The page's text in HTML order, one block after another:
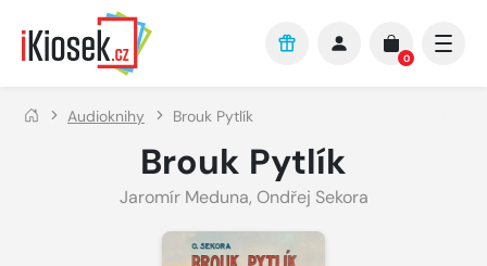
Přejít na hlavní obsah
0
Audioknihy Brouk Pytlík
Brouk Pytlík
Jaromír Meduna, Ondřej Sekora